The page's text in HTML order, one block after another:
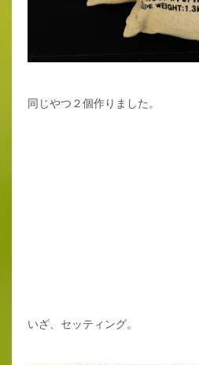
同じやつ２個作りました。
いざ、セッティング。